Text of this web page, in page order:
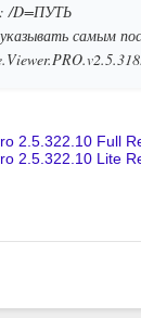
/D=ПУТЬ
самым
2.5.322.10 Full
2.5.322.10 Lite